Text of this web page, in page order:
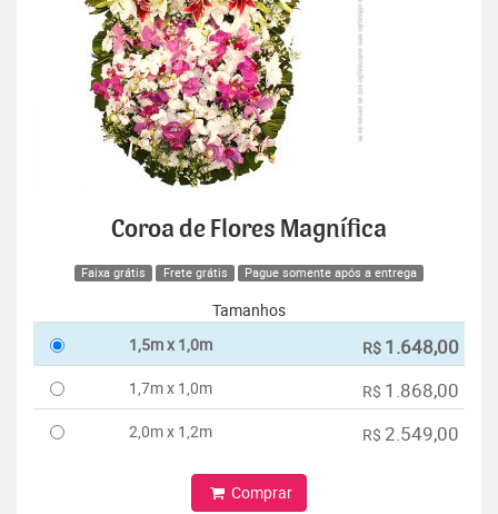
Coroa de Flores Magnífica
Faixa grátis Frete grátis Pague somente após a entrega
Tamanhos
1,5m x 1,0m
R$ 1.648,00
1,7m x 1,0m R$ 1.868,00
2,0m x 1,2m R$ 2.549,00
Comprar